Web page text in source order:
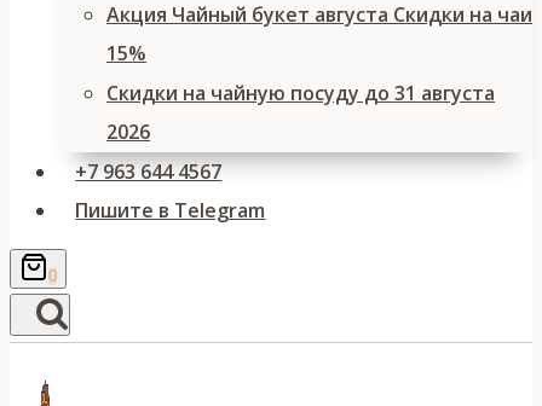
Акция Чайный букет августа Скидки на чаи
15%
Скидки на чайную посуду до 31 августа
2026
+7 963 644 4567
Пишите в Telegram
0